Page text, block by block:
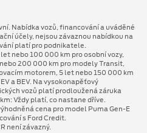
Nabídka vozů, financování a uváděné
účely, nejsou závaznou nabídkou na
platí pro podnikatele.
nebo 100 000 km pro osobní vozy,
200 000 km pro modely Transit,
motorem, 5 let nebo 150 000 km
a BEV. Na vysokonapěťový
vozů platí prodloužená záruka
Vždy platí, co nastane dříve.
cena pro model Puma Gen⁠-⁠E
s Ford Credit.
není závazný.